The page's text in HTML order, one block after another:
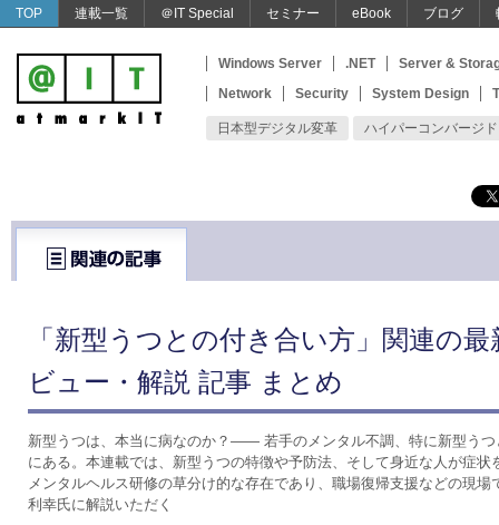
TOP 連載一覧 ＠IT Special セミナー eBook ブログ
Windows Server .NET
Server &
Network
Security System Design
日本型デジタル変革 ハイパーコンバージド
「新型うつとの付き合い方」関連の
ビュー・解説 記事 まとめ
新型うつは、本当に病なのか？―― 若手のメンタル不調、特に新型う
にある。本連載では、新型うつの特徴や予防法、そして身近な人が症状
メンタルヘルス研修の草分け的な存在であり、職場復帰支援などの現
利幸氏に解説いただく